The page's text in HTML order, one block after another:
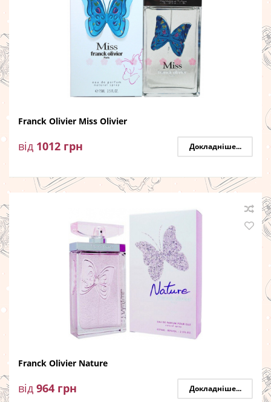
Franck Olivier Miss Olivier
від 1012 грн Докладніше...
Franck Olivier Nature
від 964 грн Докладніше...